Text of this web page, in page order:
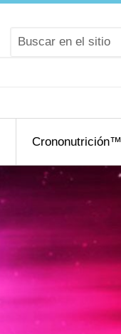
Crononutrición™